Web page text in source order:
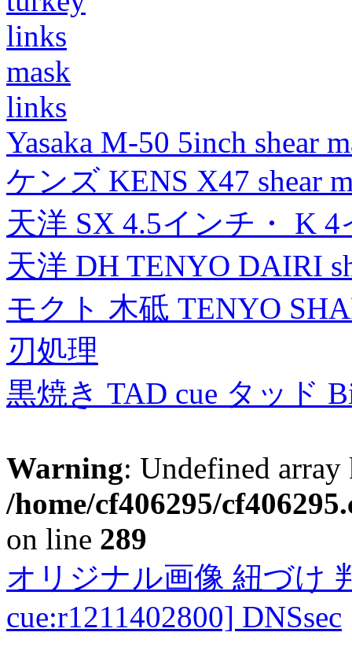
links
mask
links
Yasaka M-50 5inch shear
ケンズ KENS X47 shear
天洋 SX 4.5インチ・ K
天洋 DH TENYO DAIRI
モクト 木砥 TENYO
刃処理
黒焼き TAD cue タッド
Warning: Undefined
/home/cf406295/
on line 289
オリジナル画像 紐づけ
cue:r1211402800] DNSsec